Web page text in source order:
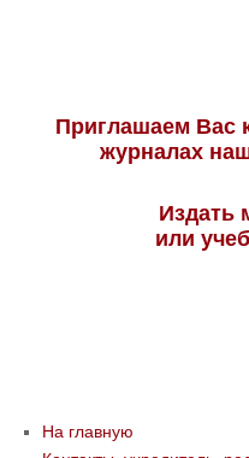
Приглашаем Вас
журналах
Издать
или
На главную